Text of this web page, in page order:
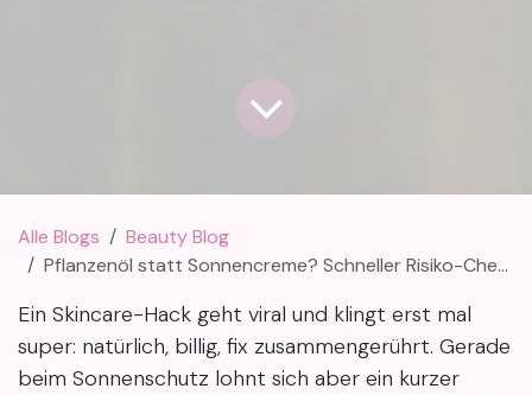
Alle Blogs
Beauty Blog
Pflanzenöl statt Sonnencreme? Schneller Risiko-Check für virale Skincare-Hacks
Ein Skincare-Hack geht viral und klingt erst mal
super: natürlich, billig, fix zusammengerührt. Gerade
beim Sonnenschutz lohnt sich aber ein kurzer